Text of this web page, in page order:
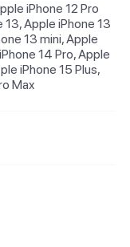
iPhone 12 Pro
13, Apple iPhone 13
13 mini, Apple
14 Pro, Apple
iPhone 15 Plus,
Max